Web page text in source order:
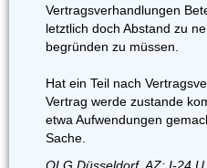
Vertragsverhandlungen
letztlich doch Abstand zu
begründen zu müssen.
Hat ein Teil nach
Vertrag werde zustande
etwa Aufwendungen
Sache.